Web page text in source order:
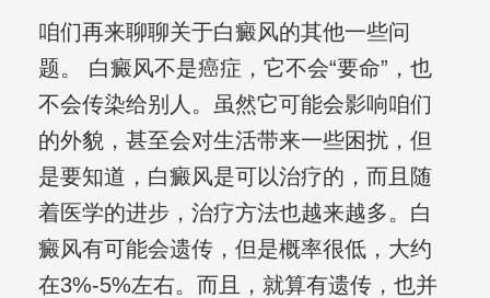
咱们再来聊聊关于白癜风的其他一些问
题。 白癜风不是癌症，它不会“要命”，也
不会传染给别人。虽然它可能会影响咱们
的外貌，甚至会对生活带来一些困扰，但
是要知道，白癜风是可以治疗的，而且随
着医学的进步，治疗方法也越来越多。白
癜风有可能会遗传，但是概率很低，大约
在3%-5%左右。而且，就算有遗传，也并